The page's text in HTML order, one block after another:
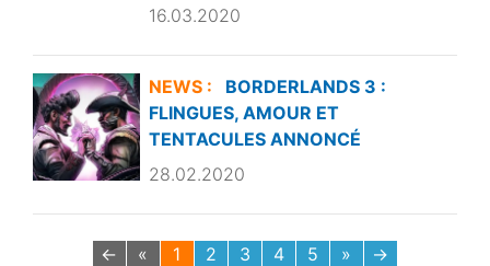
16.03.2020
NEWS :
BORDERLANDS 3 :
FLINGUES, AMOUR ET
TENTACULES ANNONCÉ
28.02.2020
← « 1 2 3 4 5 » →